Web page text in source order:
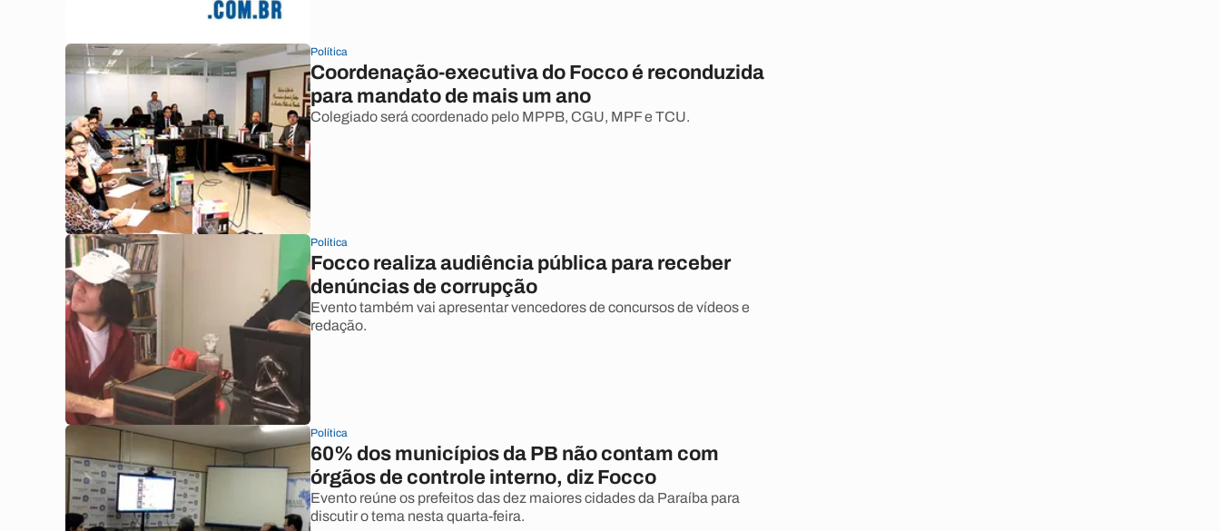
Política
Coordenação-executiva do Focco é reconduzida
para mandato de mais um ano
Colegiado será coordenado pelo MPPB, CGU, MPF e TCU.
Política
Focco realiza audiência pública para receber
denúncias de corrupção
Evento também vai apresentar vencedores de concursos de vídeos e
redação.
Política
60% dos municípios da PB não contam com
órgãos de controle interno, diz Focco
Evento reúne os prefeitos das dez maiores cidades da Paraíba para
discutir o tema nesta quarta-feira.